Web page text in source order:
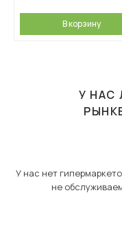
В корзину
У НАС
У нас нет
не